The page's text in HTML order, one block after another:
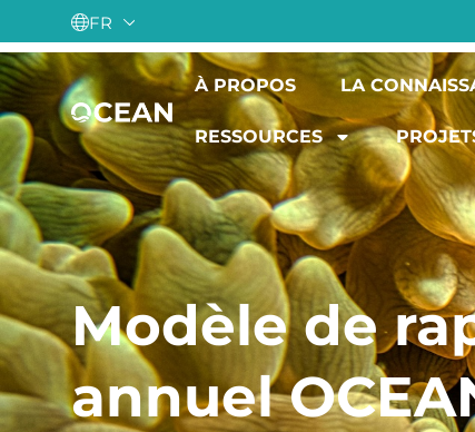
FR
À PROPOS LA
RESSOURCES
Modèle de
annuel